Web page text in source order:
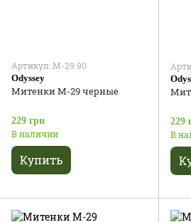
Артикул: М-29 90
Odyssey
Митенки М-29 черные
229 грн
В наличии
Купить
229
В